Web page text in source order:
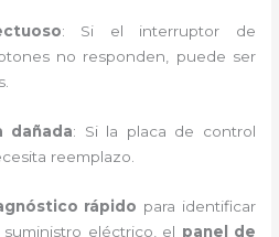
: Si el interruptor de
no responden, puede ser
dañada: Si la placa de control
reemplazo.
rápido para identificar
eléctrico, el panel de